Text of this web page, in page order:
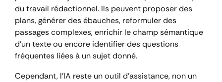
du travail rédactionnel. Ils peuvent proposer des
plans, générer des ébauches, reformuler des
passages complexes, enrichir le champ sémantique
d’un texte ou encore identifier des questions
fréquentes liées à un sujet donné.
Cependant, l’IA reste un outil d’assistance, non un